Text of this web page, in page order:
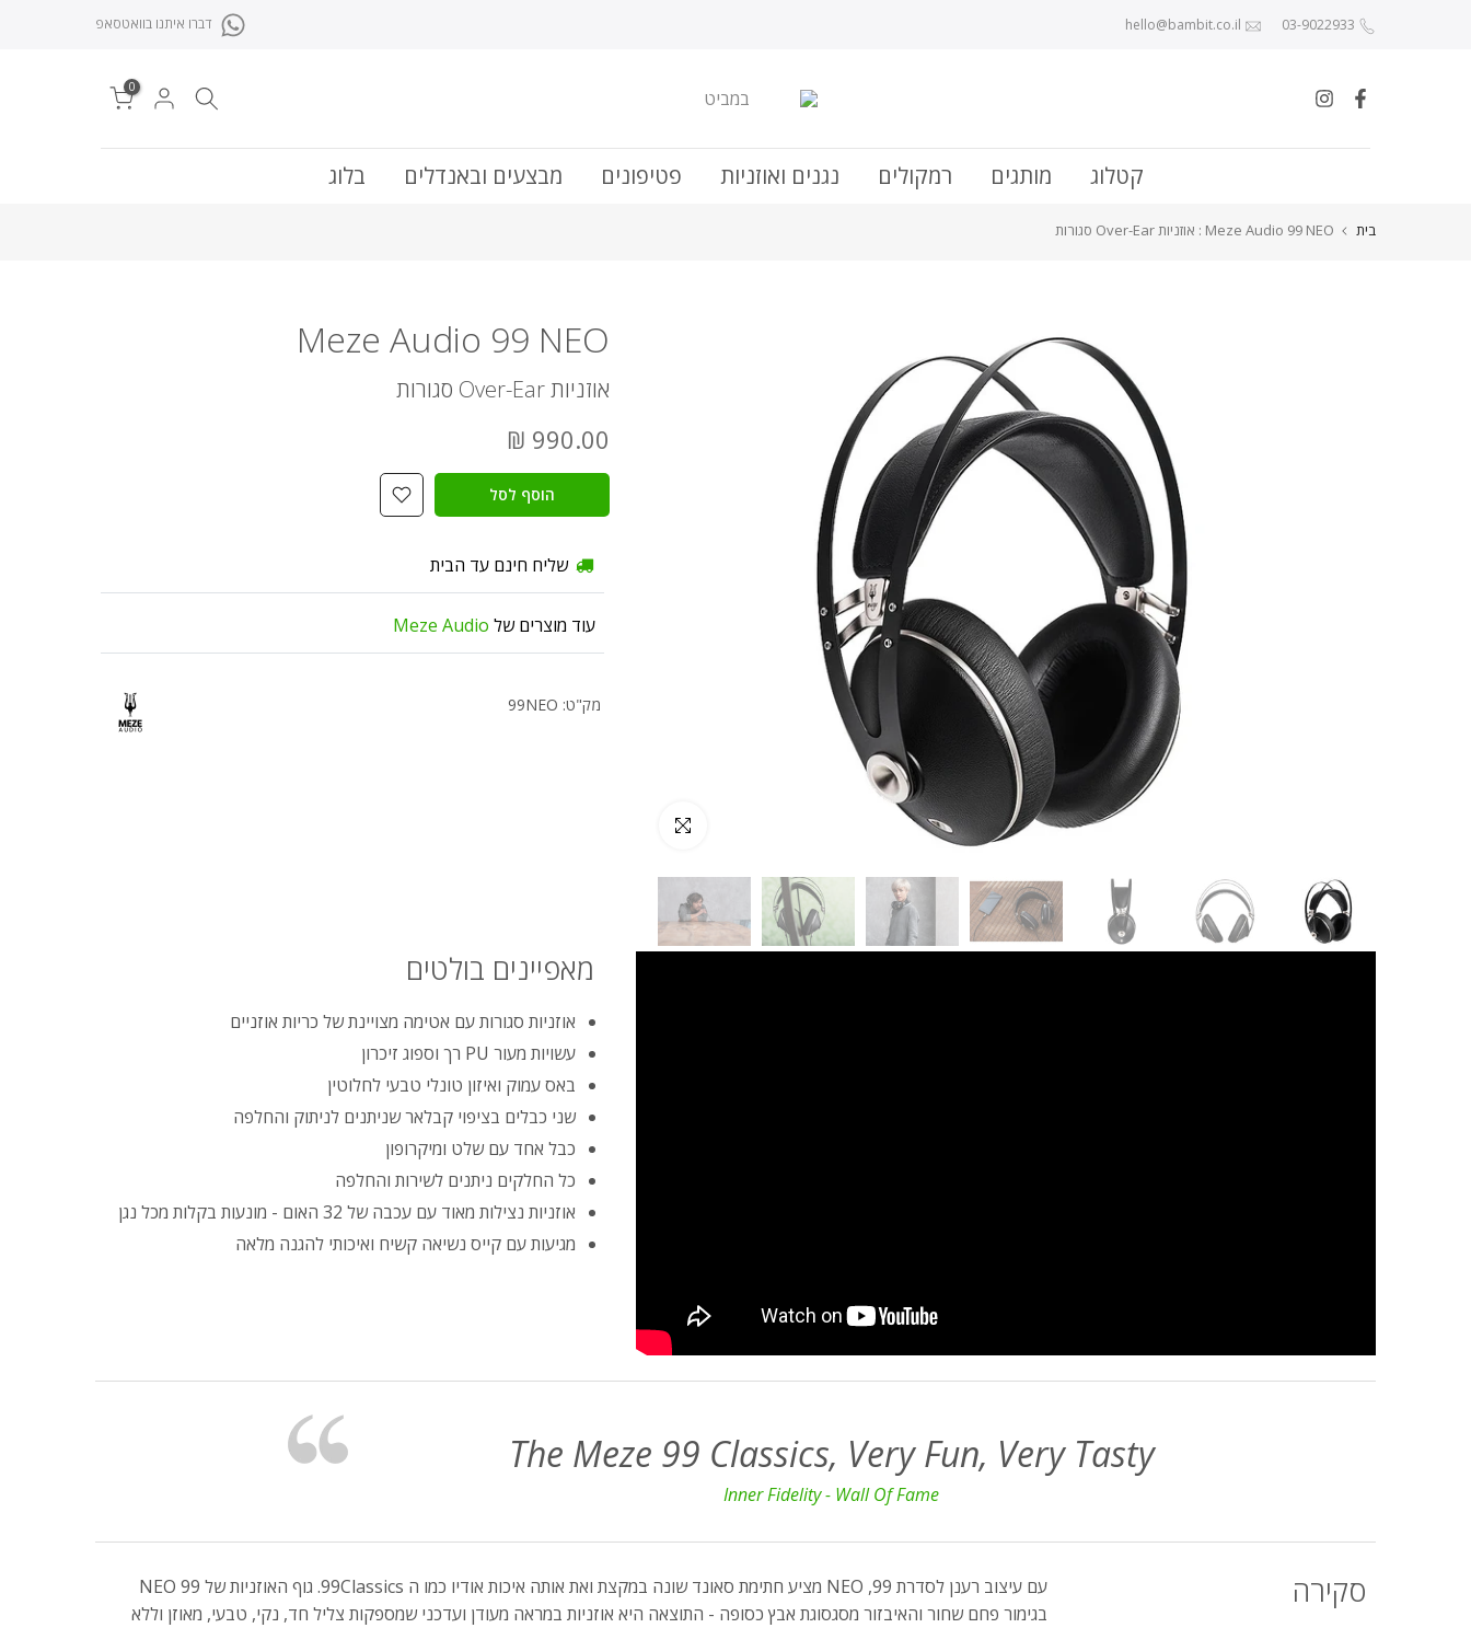
03-9022933
hello@bambit.co.il דברו איתנו בוואטסאפ
0
קטלוג מותגים רמקולים נגנים ואוזניות פטיפונים מבצעים ובאנדלים בלוג
בית Meze Audio 99 NEO : אוזניות Over-Ear סגורות
לחץ להגדלה
Meze Audio 99 NEO
אוזניות Over-Ear סגורות
990.00 ₪
הוסף לסל
שליח חינם עד הבית
עוד מוצרים של Meze Audio
מק"ט: 99NEO
מאפיינים בולטים
אוזניות סגורות עם אטימה מצויינת של כריות אוזניים
עשויות מעור PU רך וספוג זיכרון
באס עמוק ואיזון טונלי טבעי לחלוטין
שני כבלים בציפוי קבלאר שניתנים לניתוק והחלפה
כבל אחד עם שלט ומיקרופון
כל החלקים ניתנים לשירות והחלפה
אוזניות נצילות מאוד עם עכבה של 32 האום - מונעות בקלות מכל נגן
מגיעות עם קייס נשיאה קשיח ואיכותי להגנה מלאה
The Meze 99 Classics, Very Fun, Very Tasty
Inner Fidelity - Wall Of Fame
סקירה
עם עיצוב רענן לסדרת 99, NEO מציע חתימת סאונד שונה במקצת ואת אותה איכות אודיו כמו ה 99Classics. גוף האוזניות של 99 NEO
בגימור פחם שחור והאיבזור מסגסוגת אבץ כסופה - התוצאה היא אוזניות במראה מעודן ועדכני שמספקות צליל חד, נקי, טבעי, מאוזן וללא